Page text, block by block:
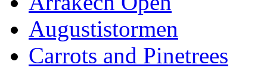
Augustistormen
Carrots and Pinetrees